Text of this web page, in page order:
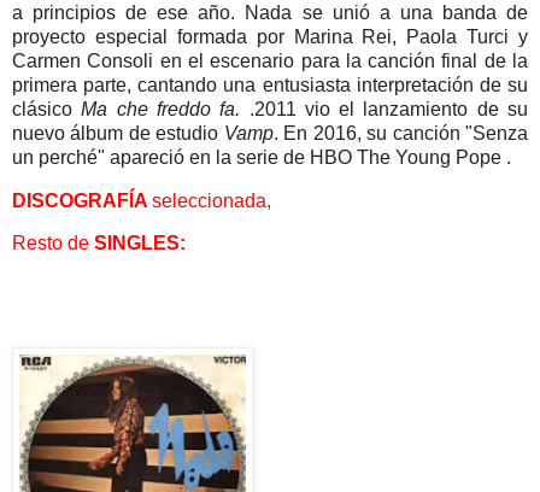
a principios de ese año. Nada se unió a una banda de
proyecto especial formada por Marina Rei, Paola Turci y
Carmen Consoli en el escenario para la canción final de la
primera parte, cantando una entusiasta interpretación de su
clásicoMa che freddo fa. .2011 vio el lanzamiento de su
nuevo álbum de estudio Vamp. En 2016, su canción "Senza
un perché" apareció en la serie de HBO The Young Pope .
DISCOGRAFÍA seleccionada,
Resto de SINGLES: